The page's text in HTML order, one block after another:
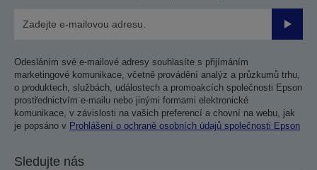
Odesláním své e-mailové adresy souhlasíte s přijímáním
marketingové komunikace, včetně provádění analýz a průzkumů trhu,
o produktech, službách, událostech a promoakcích společnosti Epson
prostřednictvím e-mailu nebo jinými formami elektronické
komunikace, v závislosti na vašich preferencí a chovní na webu, jak
je popsáno v Prohlášení o ochraně osobních údajů společnosti Epson
Sledujte nás